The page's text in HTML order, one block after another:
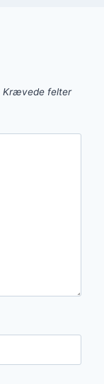
Krævede felter